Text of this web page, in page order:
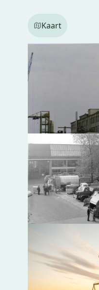
Kaart
Schone
ss Rotterdam